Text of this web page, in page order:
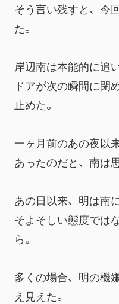
そう言い残すと、今
た。
岸辺南は本能的に追
ドアが次の瞬間に閉
止めた。
一ヶ月前のあの夜以
あったのだと、南は
あの日以来、明は南
そよそしい態度では
ら。
多くの場合、明の機
え見えた。